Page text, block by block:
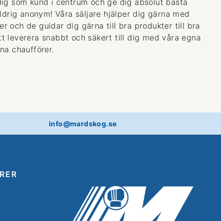
som kund i centrum och ge dig absolut bästa
anonym! Våra säljare hjälper dig gärna med
och de guidar dig gärna till bra produkter till bra
leverera snabbt och säkert till dig med våra egna
chaufförer.
info@mardskog.se